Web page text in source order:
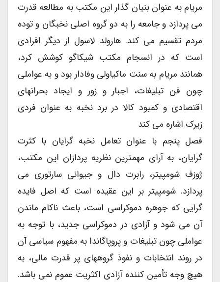
مریام به عنوان بنیان گذار این مکتب به مطالعه قدرت
می پردازد و جامعه را به دو گروه اصلی نخبگان و توده
مردم تقسیم می کند. هارولد لاسول از دیگر افرادی
است که در انسجام مکتب شیکاگو کوشش کرد،
همانند مریام به سنت ماکیاولی وفادار بود و به عواملی
چون فن تبلیغات، اجبار و زور و ایجاد بحرانهای
اقتصادی و کمبود کالا در برد نخبه به عنوان فردی
زیرک اشاره می کند
فصل پنجم با عنوان تعامل نخبه گرایان با کثرت
گرایان، به آرای مهمترین نظریه پردازان این مکتب،
ژوزف شومپیتر، رابرت دال و جیوانی سارتوری می
پردازد. شومپیتر بر این عقیده است که اصل فایده
گرایی که جوهره دموکراسی است، باعث ناکام ماندن
آن می شود و آزادی در دموکراسی جدید، با توجه به
عواملی چون تبلیغات و پروپاگاندا به مفهوم سیاسی آن
در روند انتخابات و نفوذ گروههای پر قدرت مالی، به
هیچ وجه تأمین کننده آزادی اکثریت عموم نمی باشد.